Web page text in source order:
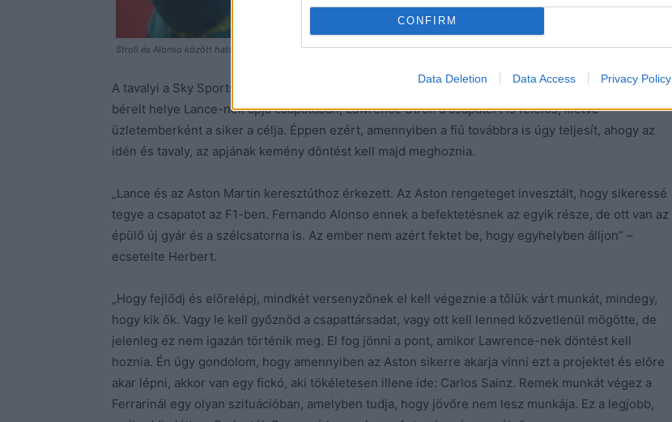
CONFIRM
Data Deletion Data Access Privacy Policy
Stroll és Alonso között hatalmas a szakadék / Fotó: Aston Martin F1 Team
A tavalyi a Sky Sports szakértőjeként is tevékenykedő expilóta szerint pedig akármennyire is van
bérelt helye Lance-nek apja csapatában, Lawrence Stroll a csapatért is felelős, illetve
üzletemberként a siker a célja. Éppen ezért, amennyiben a fiú továbbra is úgy teljesít, ahogy az
idén és tavaly, az apjának kemény döntést kell majd meghoznia.
„Lance és az Aston Martin keresztúthoz érkezett. Az Aston rengeteget invesztált, hogy sikeressé
tegye a csapatot az F1-ben. Fernando Alonso ennek a befektetésnek az egyik része, de ott van az
épülő új gyár és a szélcsatorna is. Az ember nem azért fektet be, hogy egyhelyben álljon” –
ecsetelte Herbert.
„Hogy fejlődj és előrelépj, mindkét versenyzőnek el kell végeznie a tőlük várt munkát, mindegy,
hogy kik ők. Vagy le kell győznöd a csapattársadat, vagy ott kell lenned közvetlenül mögötte, de
jelenleg ez nem igazán történik meg. El fog jönni a pont, amikor Lawrence-nek döntést kell
hoznia. Én úgy gondolom, hogy amennyiben az Aston sikerre akarja vinni ezt a projektet és előre
akar lépni, akkor van egy fickó, aki tökéletesen illene ide: Carlos Sainz. Remek munkát végez a
Ferrarinál egy olyan szituációban, amelyben tudja, hogy jövőre nem lesz munkája. Ez a legjobb,